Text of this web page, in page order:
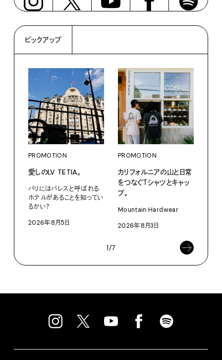
ピックアップ
PROMOTION
愛しのLV TETIA。
パリにはパレスと呼ばれる
ホテルがあることを知ってい
るかい？
2026年8月5日
PROMOTION
カリフォルニアの山と日常
をつなぐＴシャツとキャッ
プ。
Mountain Hardwear
2026年8月3日
1/7